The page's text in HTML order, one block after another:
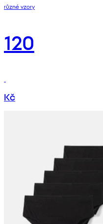
různé vzory
120
Kč